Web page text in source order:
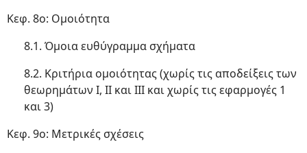
Κεφ. 8ο: Ομοιότητα
8.1. Όμοια ευθύγραμμα σχήματα
8.2. Κριτήρια ομοιότητας (χωρίς τις αποδείξεις των
θεωρημάτων Ι, ΙΙ και ΙΙΙ και χωρίς τις εφαρμογές 1
και 3)
Κεφ. 9ο: Μετρικές σχέσεις